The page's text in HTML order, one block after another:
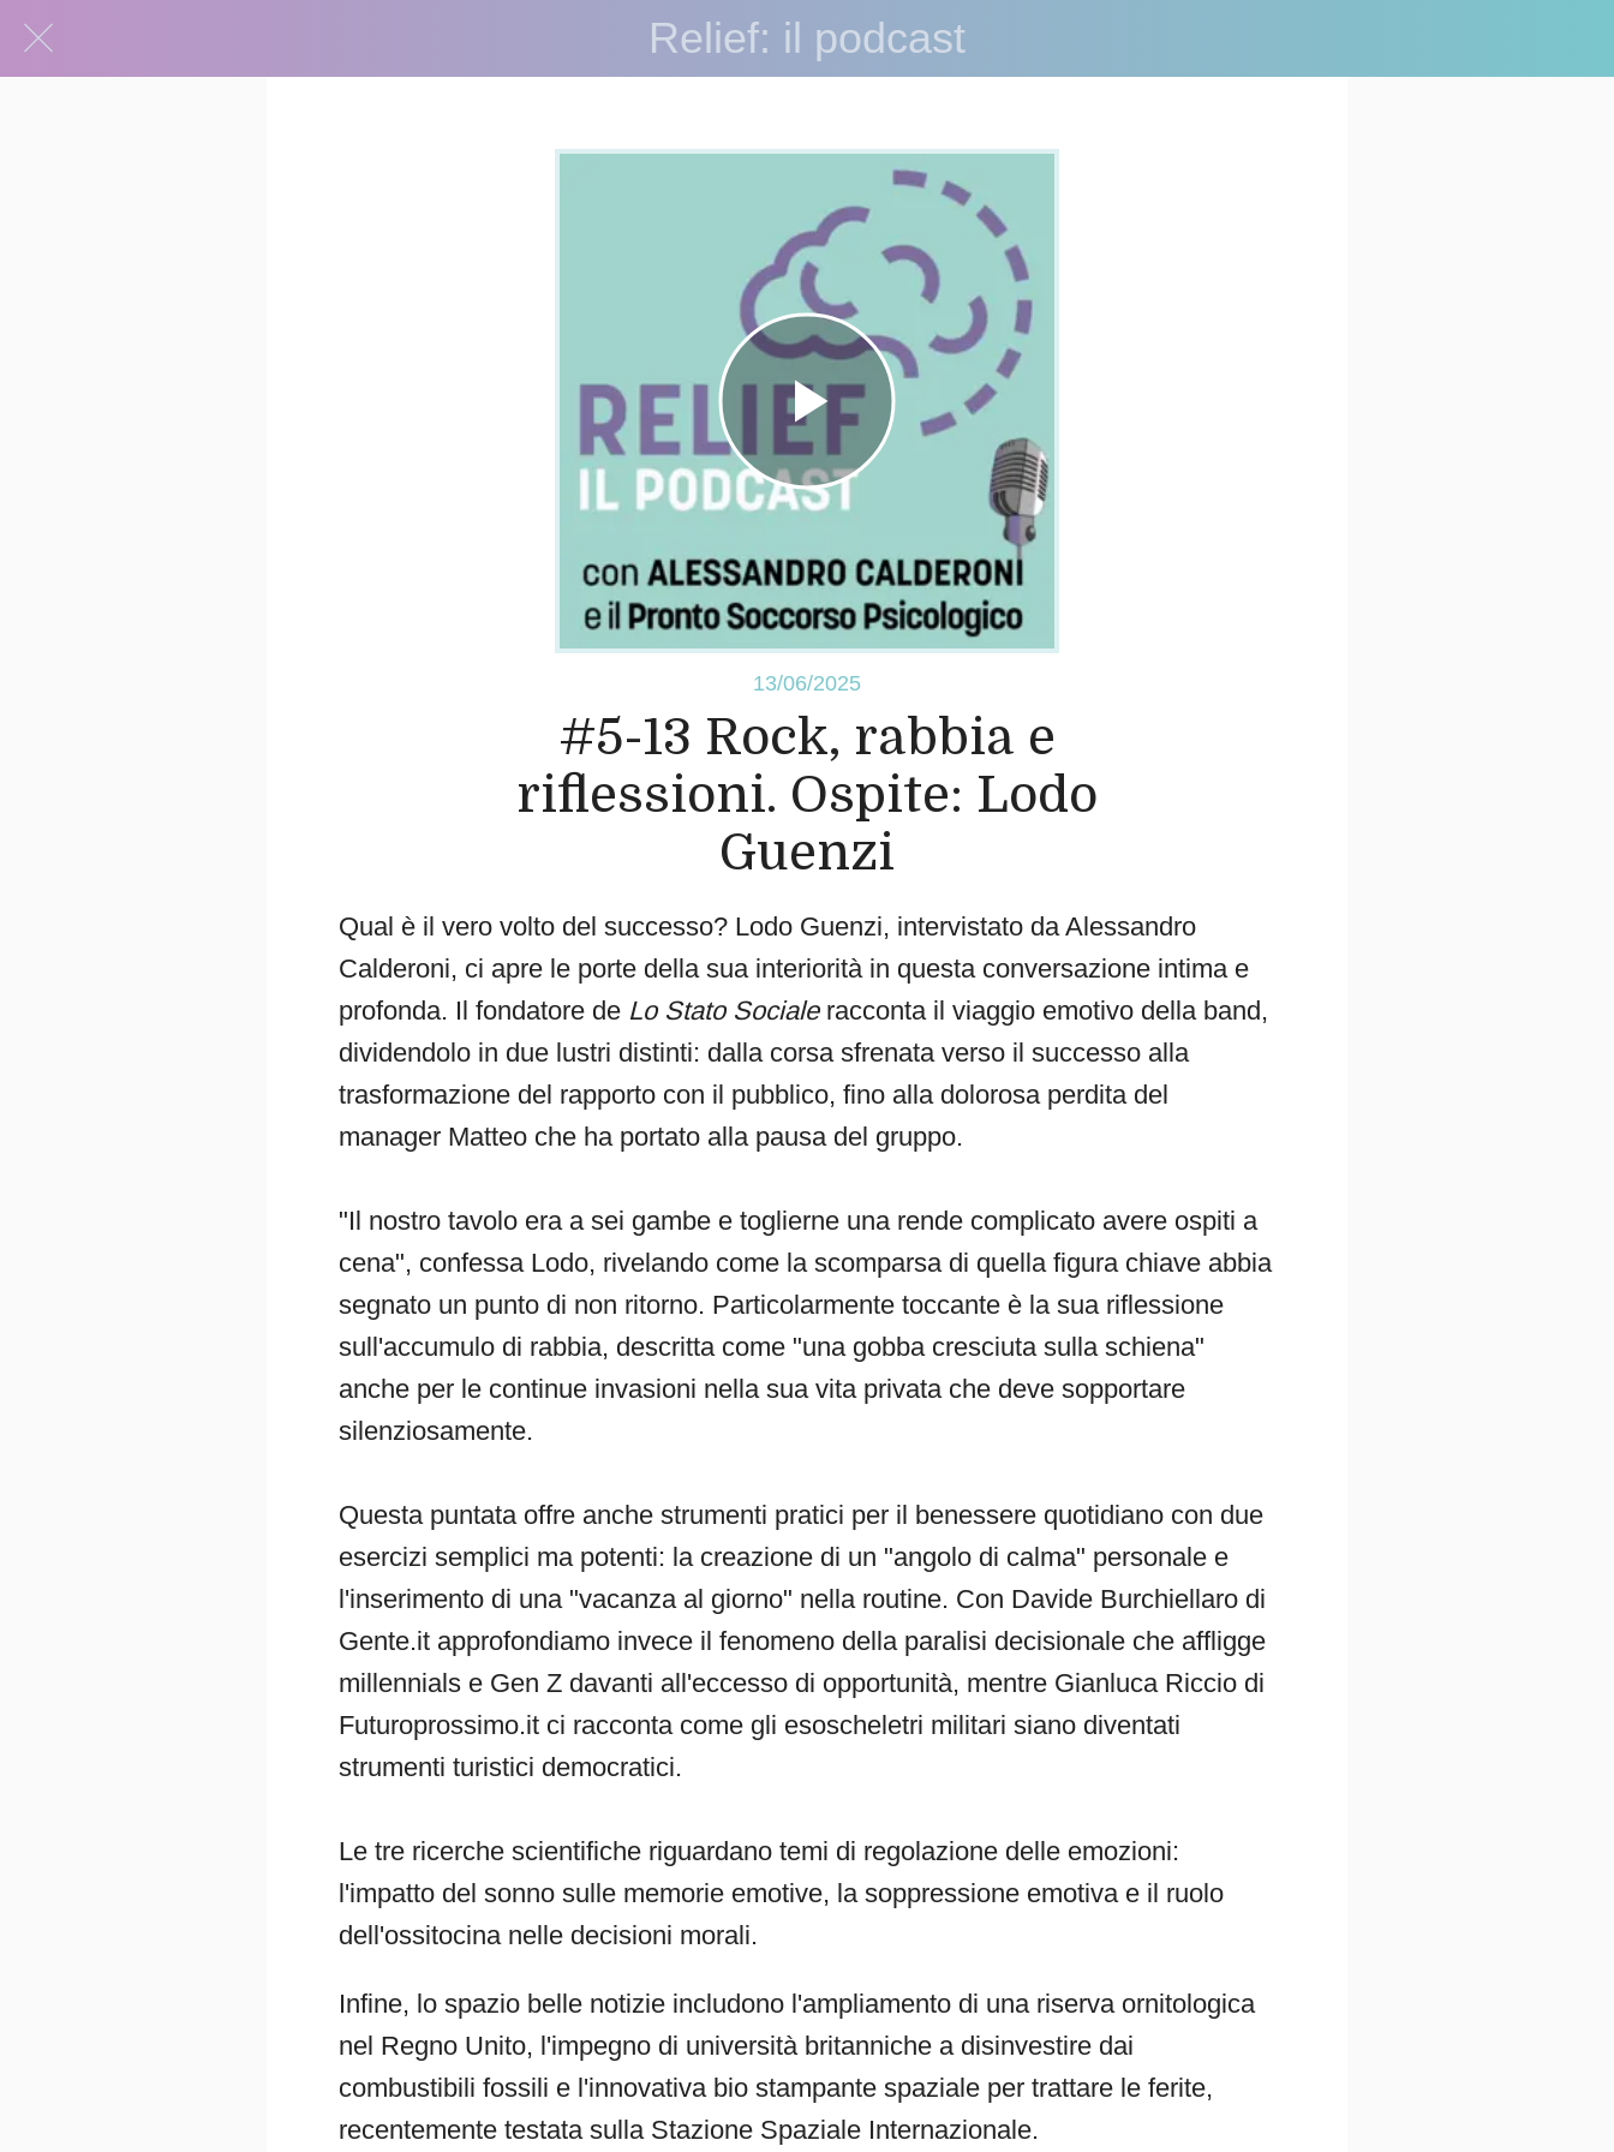
Relief: il podcast
13/06/2025
#5-13 Rock, rabbia e
riflessioni. Ospite: Lodo
Guenzi
Qual è il vero volto del successo? Lodo Guenzi, intervistato da Alessandro
Calderoni, ci apre le porte della sua interiorità in questa conversazione intima e
profonda. Il fondatore de Lo Stato Socialeracconta il viaggio emotivo della band,
dividendolo in due lustri distinti: dalla corsa sfrenata verso il successo alla
trasformazione del rapporto con il pubblico, fino alla dolorosa perdita del
manager Matteo che ha portato alla pausa del gruppo.
"Il nostro tavolo era a sei gambe e toglierne una rende complicato avere ospiti a
cena", confessa Lodo, rivelando come la scomparsa di quella figura chiave abbia
segnato un punto di non ritorno. Particolarmente toccante è la sua riflessione
sull'accumulo di rabbia, descritta come "una gobba cresciuta sulla schiena"
anche per le continue invasioni nella sua vita privata che deve sopportare
silenziosamente.
Questa puntata offre anche strumenti pratici per il benessere quotidiano con due
esercizi semplici ma potenti: la creazione di un "angolo di calma" personale e
l'inserimento di una "vacanza al giorno" nella routine. Con Davide Burchiellaro di
Gente.it approfondiamo invece il fenomeno della paralisi decisionale che affligge
millennials e Gen Z davanti all'eccesso di opportunità, mentre Gianluca Riccio di
Futuroprossimo.it ci racconta come gli esoscheletri militari siano diventati
strumenti turistici democratici.
Le tre ricerche scientifiche riguardano temi di regolazione delle emozioni:
l'impatto del sonno sulle memorie emotive, la soppressione emotiva e il ruolo
dell'ossitocina nelle decisioni morali.
Infine, lo spazio belle notizie includono l'ampliamento di una riserva ornitologica
nel Regno Unito, l'impegno di università britanniche a disinvestire dai
combustibili fossili e l'innovativa bio stampante spaziale per trattare le ferite,
recentemente testata sulla Stazione Spaziale Internazionale.